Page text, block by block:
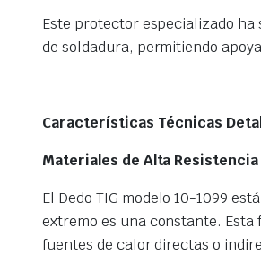
Este protector especializado
de soldadura, permitiendo
Características Técnicas
Materiales de Alta Resistencia
El Dedo TIG modelo 10-1099
extremo es una constante.
fuentes de calor directas o